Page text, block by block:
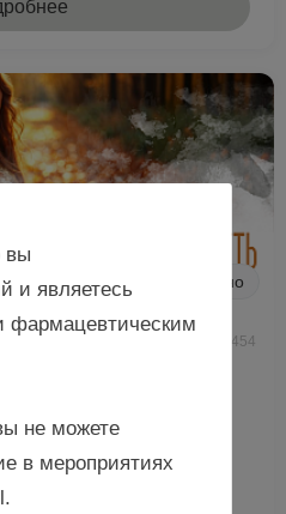
Очно
2 454
область
вы
и являетесь
фармацевтическим
не можете
в мероприятиях